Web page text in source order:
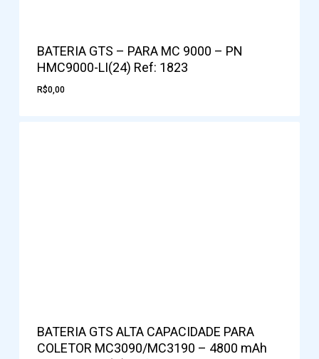
BATERIA GTS – PARA MC 9000 – PN
HMC9000-LI(24) Ref: 1823
R$0,00
BATERIA GTS ALTA CAPACIDADE PARA
COLETOR MC3090/MC3190 – 4800 mAh